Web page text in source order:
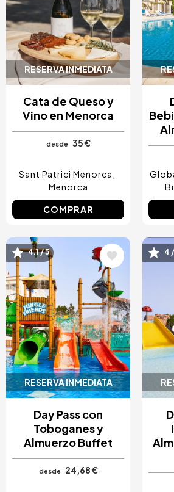
RESERVA INMEDIATA
Cata de Queso y
Vino en Menorca
desde 35 €
Sant Patrici Menorca
Menorca
COMPRAR
RESERVA INMEDIATA
Image
4.1 / 5
Day Pass con
Toboganes y
Almuerzo Buffet
desde 24,68 €
4